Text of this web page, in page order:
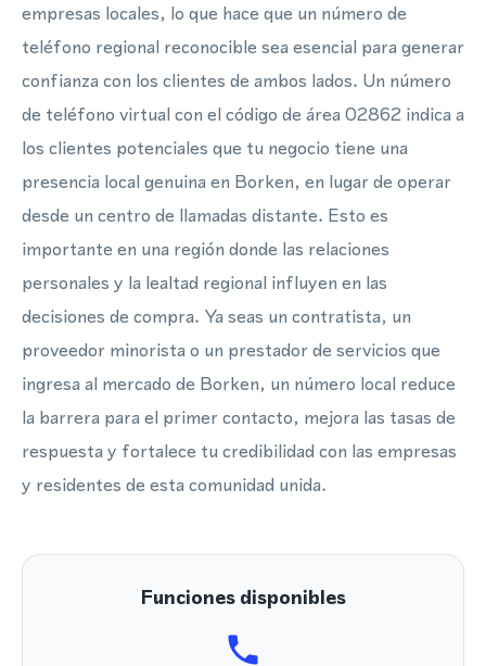
empresas locales, lo que hace que un número de
teléfono regional reconocible sea esencial para generar
confianza con los clientes de ambos lados. Un número
de teléfono virtual con el código de área 02862 indica a
los clientes potenciales que tu negocio tiene una
presencia local genuina en Borken, en lugar de operar
desde un centro de llamadas distante. Esto es
importante en una región donde las relaciones
personales y la lealtad regional influyen en las
decisiones de compra. Ya seas un contratista, un
proveedor minorista o un prestador de servicios que
ingresa al mercado de Borken, un número local reduce
la barrera para el primer contacto, mejora las tasas de
respuesta y fortalece tu credibilidad con las empresas
y residentes de esta comunidad unida.
Funciones disponibles